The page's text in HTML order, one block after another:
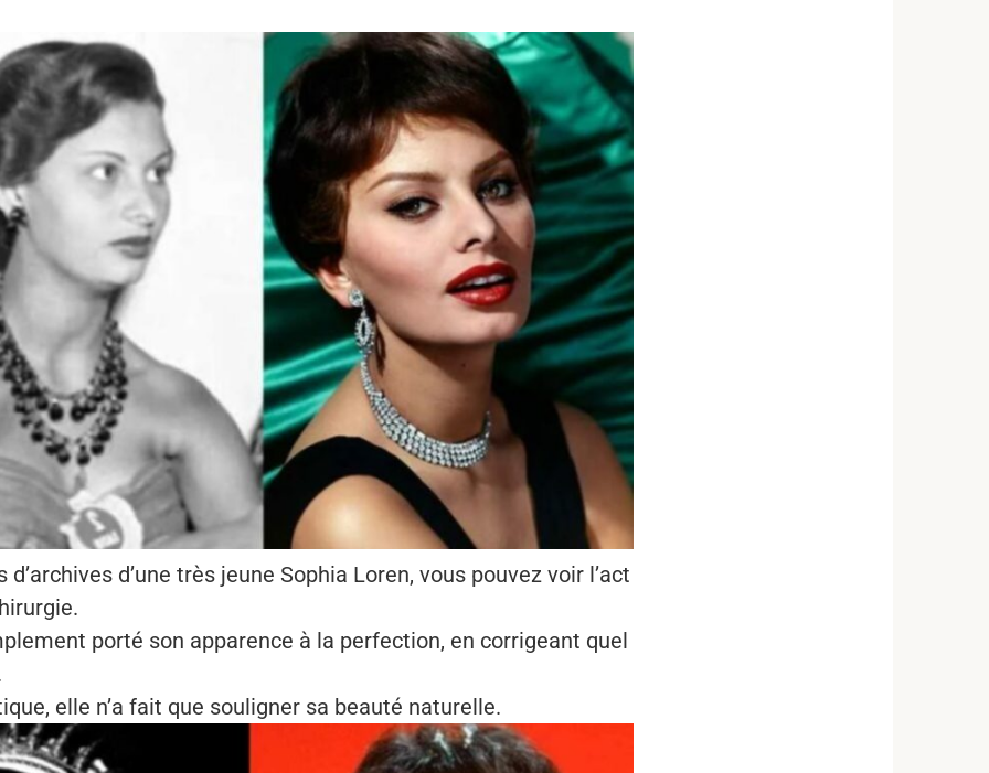
d’archives d’une très jeune Sophia Loren, vous pouvez voir l’act
porté son apparence à la perfection, en corrigeant quel
elle n’a fait que souligner sa beauté naturelle.